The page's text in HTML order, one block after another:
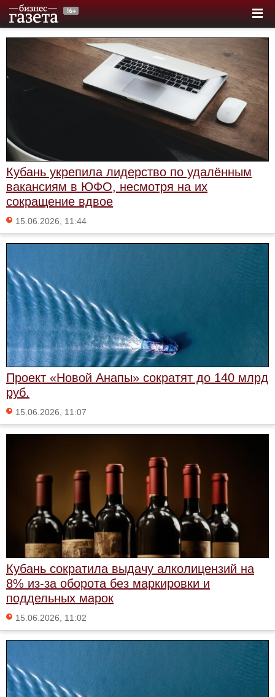
Кубань укрепила лидерство по удалённым
вакансиям в ЮФО, несмотря на их
сокращение вдвое
15.06.2026, 11:44
Проект «Новой Анапы» сократят до 140 млрд
руб.
15.06.2026, 11:07
Кубань сократила выдачу алколицензий на
8% из-за оборота без маркировки и
поддельных марок
15.06.2026, 11:02